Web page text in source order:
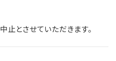
とさせていただきます。